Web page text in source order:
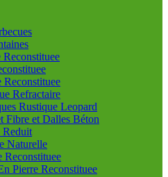
Reconstituee
Refractaire
Rustique Leopard
Fibre et Dalles Béton
Reduit
Naturelle
Reconstituee
Pierre Reconstituee